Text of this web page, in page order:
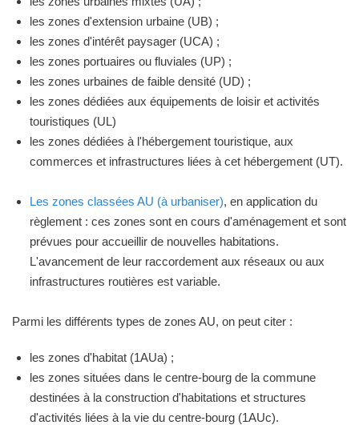
les zones d'extension urbaine (UB) ;
les zones d'intérêt paysager (UCA) ;
les zones portuaires ou fluviales (UP) ;
les zones urbaines de faible densité (UD) ;
les zones dédiées aux équipements de loisir et activités
touristiques (UL)
les zones dédiées à l'hébergement touristique, aux
commerces et infrastructures liées à cet hébergement (UT).
Les zones classées AU (à urbaniser), en application du
règlement : ces zones sont en cours d'aménagement et sont
prévues pour accueillir de nouvelles habitations.
L'avancement de leur raccordement aux réseaux ou aux
infrastructures routières est variable.
Parmi les différents types de zones AU, on peut citer :
les zones d'habitat (1AUa) ;
les zones situées dans le centre-bourg de la commune
destinées à la construction d'habitations et structures
d'activités liées à la vie du centre-bourg (1AUc).